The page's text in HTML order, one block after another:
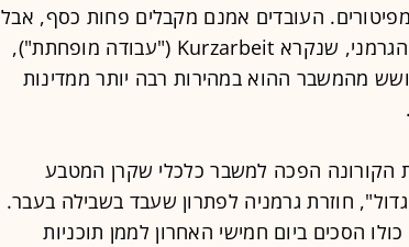
העובדים אמנם מקבלים פחות כסף, אבל
שומרים על מקום עבודתם. הפתרון הגרמני, שנקרא Kurzarbeit ("עבודה מופחתת"),
מהמשבר ההוא במהירות רבה יותר ממדינות
הקורונה הפכה למשבר כלכלי שקרן המטבע
חוזרת גרמניה לפתרון שעבד בשבילה בעבר.
הסכים ביום חמישי האחרון לממן תוכניות